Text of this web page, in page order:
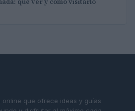
qué ver y cómo visitarlo
online que ofrece ideas y guías